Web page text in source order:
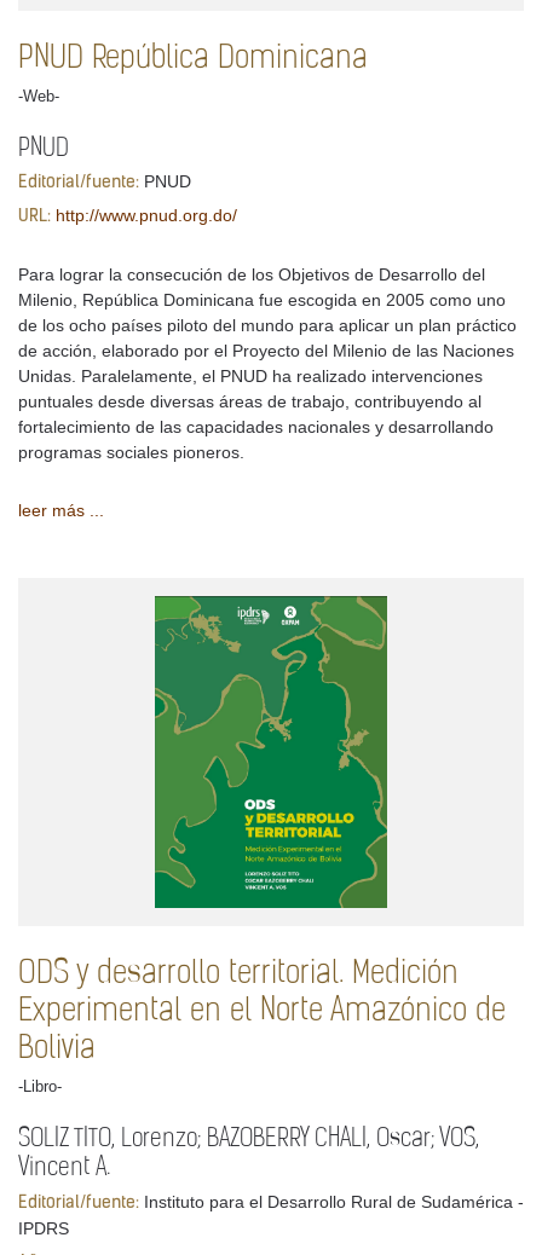
PNUD República Dominicana
-Web-
PNUD
Editorial/fuente: PNUD
URL: http://www.pnud.org.do/
Para lograr la consecución de los Objetivos de Desarrollo del
Milenio, República Dominicana fue escogida en 2005 como uno
de los ocho países piloto del mundo para aplicar un plan práctico
de acción, elaborado por el Proyecto del Milenio de las Naciones
Unidas. Paralelamente, el PNUD ha realizado intervenciones
puntuales desde diversas áreas de trabajo, contribuyendo al
fortalecimiento de las capacidades nacionales y desarrollando
programas sociales pioneros.
leer más ...
ODS y desarrollo territorial. Medición
Experimental en el Norte Amazónico de
Bolivia
-Libro-
SOLIZ TITO, Lorenzo; BAZOBERRY CHALI, Oscar; VOS,
Vincent A.
Editorial/fuente: Instituto para el Desarrollo Rural de Sudamérica -
IPDRS